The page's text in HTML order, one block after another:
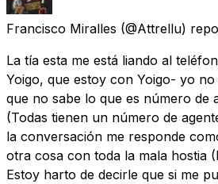
Francisco Miralles (@Attrellu)
La tía esta me está liando al
Yoigo, que estoy con Yoigo- yo
que no sabe lo que es número de
(Todas tienen un número de
la conversación me responde
otra cosa con toda la mala hostia
Estoy harto de decirle que si me